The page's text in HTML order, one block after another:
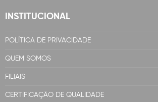
INSTITUCIONAL
POLÍTICA DE PRIVACIDADE
QUEM SOMOS
FILIAIS
CERTIFICAÇÃO DE QUALIDADE